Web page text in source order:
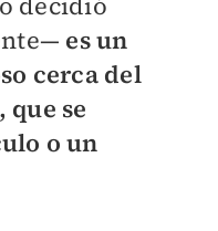
es un
cerca del
se
o un